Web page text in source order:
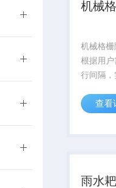
机械
机械格
根据用
行间隔
制；并
工作需
查看
雨水